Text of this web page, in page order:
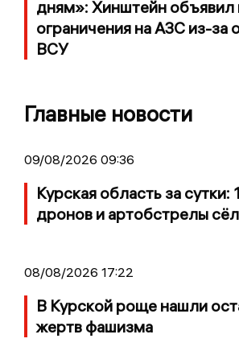
дням»: Хинштейн объявил
ограничения на АЗС из-за
ВСУ
Главные новости
09/08/2026 09:36
Курская область за сутки:
дронов и артобстрелы сёл
08/08/2026 17:22
В Курской роще нашли
жертв фашизма